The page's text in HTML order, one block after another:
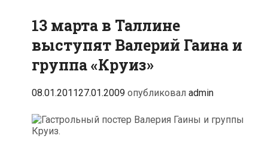
среды
13 марта в Таллине
выступят Валерий Гаина и
группа «Круиз»
08.01.201127.01.2009 опубликовал admin